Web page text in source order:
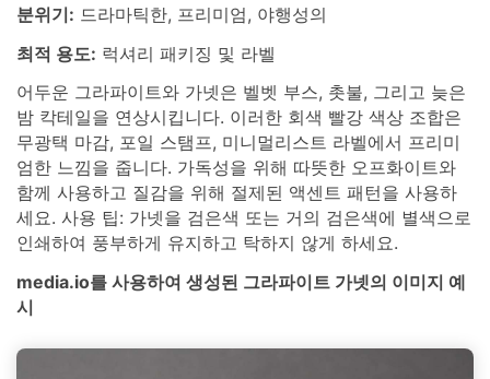
분위기: 드라마틱한, 프리미엄, 야행성의
최적 용도: 럭셔리 패키징 및 라벨
어두운 그라파이트와 가넷은 벨벳 부스, 촛불, 그리고 늦은
밤 칵테일을 연상시킵니다. 이러한 회색 빨강 색상 조합은
무광택 마감, 포일 스탬프, 미니멀리스트 라벨에서 프리미
엄한 느낌을 줍니다. 가독성을 위해 따뜻한 오프화이트와
함께 사용하고 질감을 위해 절제된 액센트 패턴을 사용하
세요. 사용 팁: 가넷을 검은색 또는 거의 검은색에 별색으로
인쇄하여 풍부하게 유지하고 탁하지 않게 하세요.
media.io를 사용하여 생성된 그라파이트 가넷의 이미지 예
시